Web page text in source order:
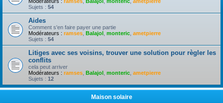
Sujets : 54
Aides
Comment s'en faire payer une partie
Modérateurs : ramses Balajol monteric ametpierre
Sujets : 54
Litiges avec ses voisins, trouver une solution pour règler les
conflits
cela peut arriver
Modérateurs : ramses Balajol monteric ametpierre
Sujets : 12
Maison solaire